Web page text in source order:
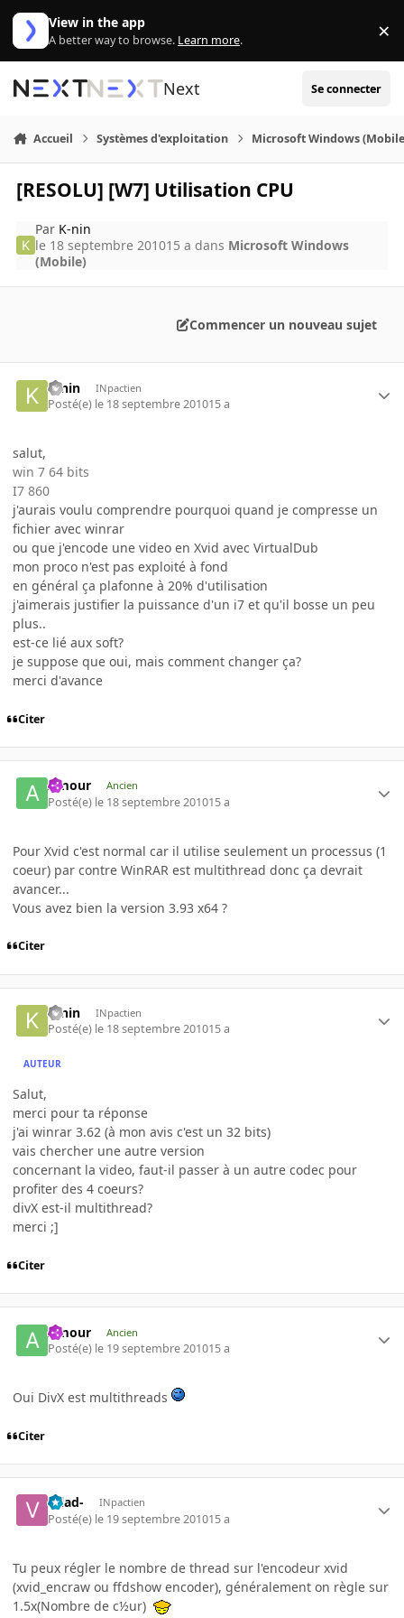
Aller au contenu
View in the app
A better way to browse. Learn more. ×
Next Se connecter
Accueil Systèmes d'exploitation Microsoft Windows
[RESOLU] [W7] Utilisation CPU
Par K-nin
le 18 septembre 201015 a dans Microsoft Windows
(Mobile)
Commencer un nouveau sujet
K-nin INpactien
Posté(e) le 18 septembre 201015 a
salut,
win 7 64 bits
I7 860
j'aurais voulu comprendre pourquoi quand je compresse un
fichier avec winrar
ou que j'encode une video en Xvid avec VirtualDub
mon proco n'est pas exploité à fond
en général ça plafonne à 20% d'utilisation
j'aimerais justifier la puissance d'un i7 et qu'il bosse un peu
plus..
est-ce lié aux soft?
je suppose que oui, mais comment changer ça?
merci d'avance
Citer
Amour Ancien
Posté(e) le 18 septembre 201015 a
Pour Xvid c'est normal car il utilise seulement un processus (1
coeur) par contre WinRAR est multithread donc ça devrait
avancer...
Vous avez bien la version 3.93 x64 ?
Citer
K-nin INpactien
Posté(e) le 18 septembre 201015 a
AUTEUR
Salut,
merci pour ta réponse
j'ai winrar 3.62 (à mon avis c'est un 32 bits)
vais chercher une autre version
concernant la video, faut-il passer à un autre codec pour
profiter des 4 coeurs?
divX est-il multithread?
merci ;]
Citer
Amour Ancien
Posté(e) le 19 septembre 201015 a
Oui DivX est multithreads
Citer
-Vlad- INpactien
Posté(e) le 19 septembre 201015 a
Tu peux régler le nombre de thread sur l'encodeur xvid
(xvid_encraw ou ffdshow encoder), généralement on règle sur
1.5x(Nombre de c½ur)